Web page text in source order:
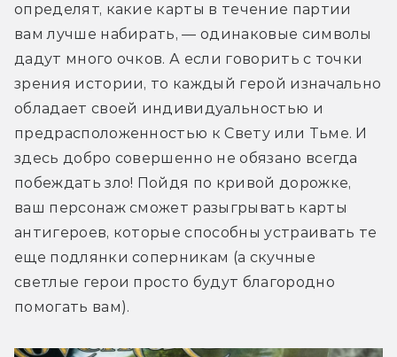
определят, какие карты в течение партии
вам лучше набирать, — одинаковые символы
дадут много очков. А если говорить с точки
зрения истории, то каждый герой изначально
обладает своей индивидуальностью и
предрасположенностью к Свету или Тьме. И
здесь добро совершенно не обязано всегда
побеждать зло! Пойдя по кривой дорожке,
ваш персонаж сможет разыгрывать карты
антигероев, которые способны устраивать те
еще подлянки соперникам (а скучные
светлые герои просто будут благородно
помогать вам).